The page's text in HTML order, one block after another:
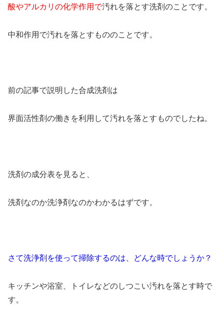
酸やアルカリの化学作用で汚れを落とす洗剤のことです。
中和作用で汚れを落とすもののことです。
前の記事で説明した合成洗剤は
界面活性剤の働きを利用して汚れを落とすものでしたね。
洗剤の成分表を見ると、
洗剤なのか洗浄剤なのかわかるはずです。
さて洗浄剤を使って掃除するのは、どんな時でしょうか？
キッチンや浴室、トイレなどのしつこい汚れを落とす時で
す。